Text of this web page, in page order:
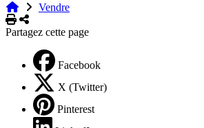
Vendre
Imprimer
Partager
Partagez cette page
Facebook
X (Twitter)
Pinterest